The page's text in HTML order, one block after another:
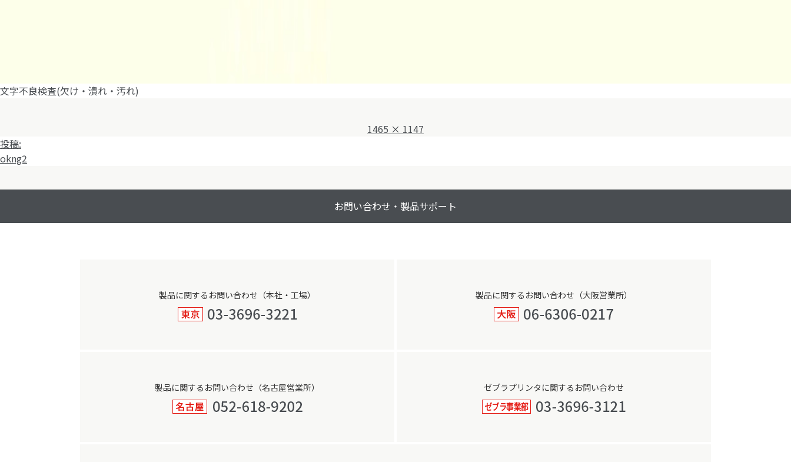
文字不良検査(欠け・潰れ・汚れ)
フ
ズ
1465 × 1147
投
稿
ビ
投稿:
okng2
お問い合わせ・製品サポート
製品に関するお問い合わせ（本社・工場） 製品に関するお問い合わせ（大阪営業所）
製品に関するお問い合わせ（名古屋営業所） ゼブラプリンタに関するお問い合わせ